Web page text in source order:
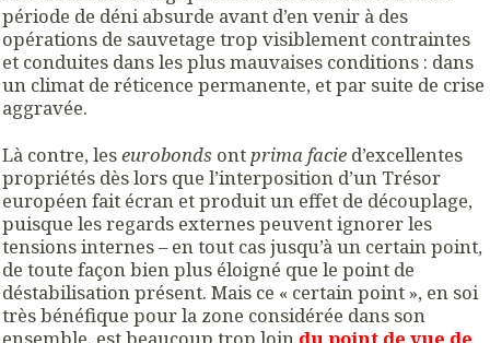
période de déni absurde avant d’en venir à des
opérations de sauvetage trop visiblement contraintes
et conduites dans les plus mauvaises conditions : dans
un climat de réticence permanente, et par suite de crise
aggravée.
Là contre, leseurobonds ontprima facie d’excellentes
propriétés dès lors que l’interposition d’un Trésor
européen fait écran et produit un effet de découplage,
puisque les regards externes peuvent ignorer les
tensions internes – en tout cas jusqu’à un certain point,
de toute façon bien plus éloigné que le point de
déstabilisation présent. Mais ce « certain point », en soi
très bénéfique pour la zone considérée dans son